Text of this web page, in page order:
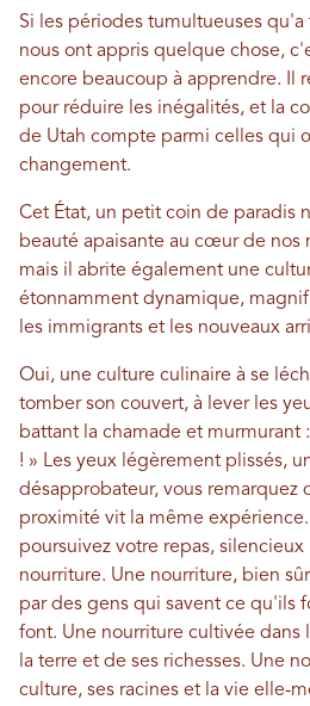
Si les périodes tumultueuses
nous ont appris quelque chose,
encore beaucoup à apprendre. Il
pour réduire les inégalités, et la
de Utah compte parmi celles qui
changement.
Cet État, un petit coin de paradis
beauté apaisante au cœur de nos
mais il abrite également une
étonnamment dynamique,
les immigrants et les nouveaux
Oui, une culture culinaire à se
tomber son couvert, à lever les
battant la chamade et
! » Les yeux légèrement plissés,
désapprobateur, vous remarquez
proximité vit la même expérience.
poursuivez votre repas, silencieux
nourriture. Une nourriture, bien
par des gens qui savent ce qu'ils
font. Une nourriture cultivée dans
la terre et de ses richesses. Une
culture, ses racines et la vie elle-